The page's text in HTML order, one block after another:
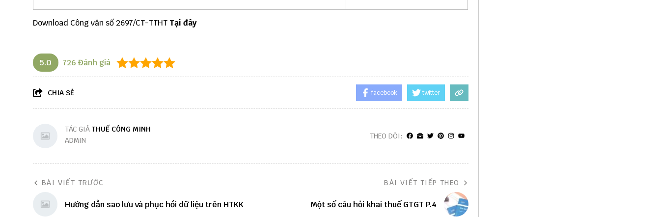
Download Công văn số 2697/CT-TTHT Tại đây
5.0 726 Đánh giá
CHIA SẺ facebook twitter
TÁC GIẢ THUẾ CÔNG MINH
ADMIN
THEO DÕI:
BÀI VIẾT TRƯỚC
Hướng dẫn sao lưu và phục hồi dữ liệu trên HTKK
BÀI VIẾT TIẾP THEO
Một số câu hỏi khai thuế GTGT P.4